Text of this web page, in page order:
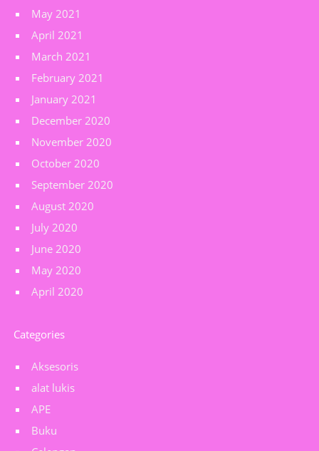
May 2021
April 2021
March 2021
February 2021
January 2021
December 2020
November 2020
October 2020
September 2020
August 2020
July 2020
June 2020
May 2020
April 2020
Categories
Aksesoris
alat lukis
APE
Buku